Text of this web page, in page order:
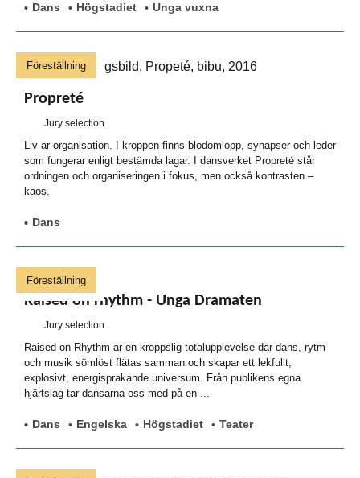
Dans Högstadiet Unga vuxna
Propreté
Jury selection
Föreställning
Liv är organisation. I kroppen finns blodomlopp, synapser och leder
som fungerar enligt bestämda lagar. I dansverket Propreté står
ordningen och organiseringen i fokus, men också kontrasten –
kaos.
Dans
Raised on rhythm - Unga Dramaten
Jury selection
Föreställning
Raised on Rhythm är en kroppslig totalupplevelse där dans, rytm
och musik sömlöst flätas samman och skapar ett lekfullt,
explosivt, energisprakande universum. Från publikens egna
hjärtslag tar dansarna oss med på en ...
Dans Engelska Högstadiet Teater